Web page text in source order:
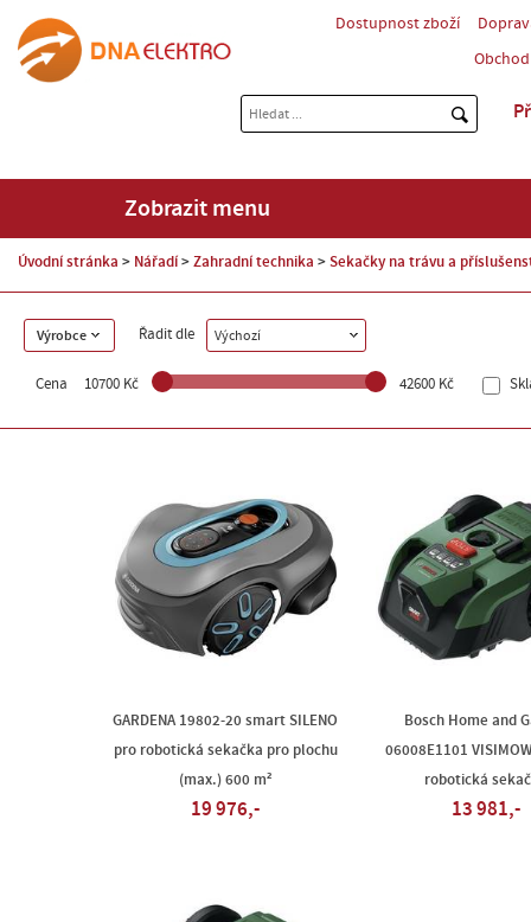
Dostupnost zboží
Zobrazit menu
Úvodní stránka Nářadí Zahradní technika Sekačky na trávu a
Výrobce Řadit dle Výchozí
Cena 10700 Kč 42600 Kč
GARDENA 19802-20 smart SILENO
pro robotická sekačka pro plochu
(max.) 600 m²
19 976,-
Bosch Home and
06008E1101
robotická
13 981,-